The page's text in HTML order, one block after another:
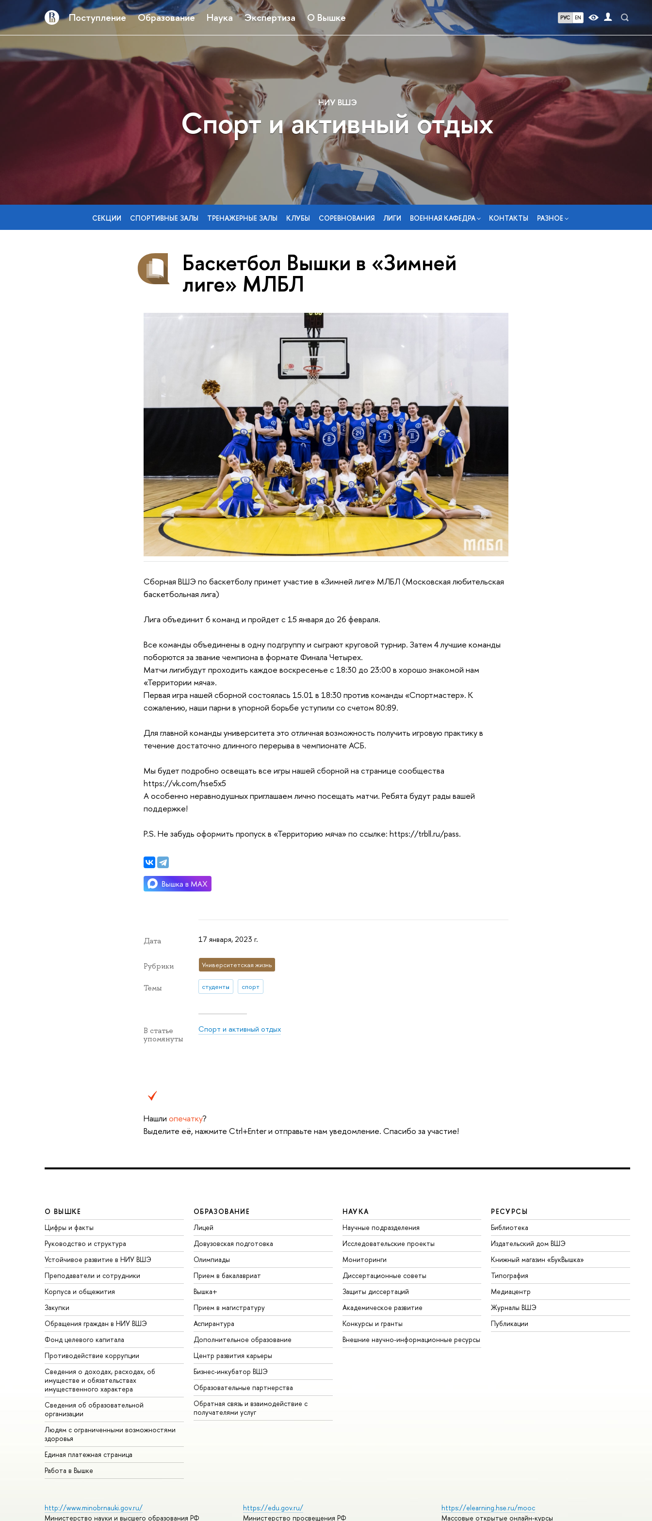
Поступление Образование Наука Экспертиза О Вышке РУС EN
НИУ ВШЭ
Спорт и активный отдых
СЕКЦИИ СПОРТИВНЫЕ ЗАЛЫ ТРЕНАЖЕРНЫЕ ЗАЛЫ КЛУБЫ СОРЕВНОВАНИЯ ЛИГИ ВОЕННАЯ КАФЕДРА КОНТАКТЫ РАЗНОЕ
Баскетбол Вышки в «Зимней
лиге» МЛБЛ
Сборная ВШЭ по баскетболу примет участие в «Зимней лиге» МЛБЛ (Московская любительская
баскетбольная лига)
Лига объединит 6 команд и пройдет с 15 января до 26 февраля.
Все команды объединены в одну подгруппу и сыграют круговой турнир. Затем 4 лучшие команды
поборются за звание чемпиона в формате Финала Четырех.
Матчи лигибудут проходить каждое воскресенье с 18:30 до 23:00 в хорошо знакомой нам
«Территории мяча».
Первая игра нашей сборной состоялась 15.01 в 18:30 против команды «Спортмастер». К
сожалению, наши парни в упорной борьбе уступили со счетом 80:89.
Для главной команды университета это отличная возможность получить игровую практику в
течение достаточно длинного перерыва в чемпионате АСБ.
Мы будет подробно освещать все игры нашей сборной на странице сообщества
https://vk.com/hse5x5
А особенно неравнодушных приглашаем лично посещать матчи. Ребята будут рады вашей
поддержке!
P.S. Не забудь оформить пропуск в «Территорию мяча» по ссылке: https://trbll.ru/pass.
Дата 17 января, 2023 г.
Рубрики Университетская жизнь
Темы студенты спорт
В статье
упомянуты
Спорт и активный отдых
Нашли опечатку?
Выделите её, нажмите Ctrl+Enter и отправьте нам уведомление. Спасибо за участие!
О ВЫШКЕ
Цифры и факты
Руководство и структура
Устойчивое развитие в НИУ ВШЭ
Преподаватели и сотрудники
Корпуса и общежития
Закупки
Обращения граждан в НИУ ВШЭ
Фонд целевого капитала
Противодействие коррупции
Сведения о доходах, расходах, об
имуществе и обязательствах
имущественного характера
Сведения об образовательной
организации
Людям с ограниченными возможностями
здоровья
Единая платежная страница
Работа в Вышке
ОБРАЗОВАНИЕ
Лицей
Довузовская подготовка
Олимпиады
Прием в бакалавриат
Вышка+
Прием в магистратуру
Аспирантура
Дополнительное образование
Центр развития карьеры
Бизнес-инкубатор ВШЭ
Образовательные партнерства
Обратная связь и взаимодействие с
получателями услуг
НАУКА
Научные подразделения
Исследовательские проекты
Мониторинги
Диссертационные советы
Защиты диссертаций
Академическое развитие
Конкурсы и гранты
Внешние научно-информационные ресурсы
РЕСУРСЫ
Библиотека
Издательский дом ВШЭ
Книжный магазин «БукВышка»
Типография
Медиацентр
Журналы ВШЭ
Публикации
http://www.minobrnauki.gov.ru/
Министерство науки и высшего образования РФ
https://edu.gov.ru/
Министерство просвещения РФ
https://elearning.hse.ru/mooc
Массовые открытые онлайн-курсы